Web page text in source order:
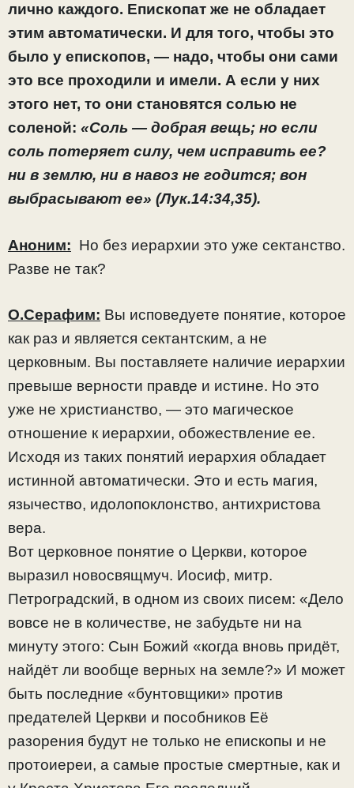
лично каждого. Епископат же не обладает
этим автоматически. И для того, чтобы это
было у епископов, — надо, чтобы они сами
это все проходили и имели. А если у них
этого нет, то они становятся солью не
соленой: «Соль — добрая вещь; но если
соль потеряет силу, чем исправить ее?
ни в землю, ни в навоз не годится; вон
выбрасывают ее» (Лук.14:34,35).
Аноним: Но без иерархии это уже сектанство.
Разве не так?
О.Серафим: Вы исповедуете понятие, которое
как раз и является сектантским, а не
церковным. Вы поставляете наличие иерархии
превыше верности правде и истине. Но это
уже не христианство, — это магическое
отношение к иерархии, обожествление ее.
Исходя из таких понятий иерархия обладает
истинной автоматически. Это и есть магия,
язычество, идолопоклонство, антихристова
вера.
Вот церковное понятие о Церкви, которое
выразил новосвящмуч. Иосиф, митр.
Петроградский, в одном из своих писем: «Дело
вовсе не в количестве, не забудьте ни на
минуту этого: Сын Божий «когда вновь придёт,
найдёт ли вообще верных на земле?» И может
быть последние «бунтовщики» против
предателей Церкви и пособников Её
разорения будут не только не епископы и не
протоиереи, а самые простые смертные, как и